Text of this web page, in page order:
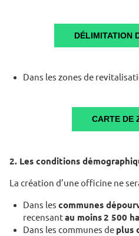
DÉLIMITATION
Dans les zones de
CARTE DE
2. Les conditions
La création d’une officine ne
Dans les communes
recensantau moins 2 500
Dans les communes de plus